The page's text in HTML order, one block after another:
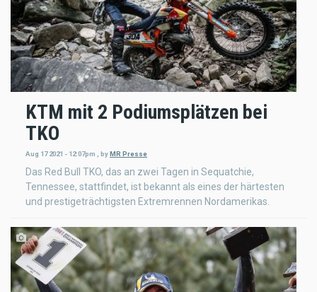
KTM mit 2 Podiumsplätzen bei
TKO
Aug 17 2021 - 12:07pm , by MR Presse
Das Red Bull TKO, das an zwei Tagen in Sequatchie,
Tennessee, stattfindet, ist bekannt als eines der härtesten
und prestigeträchtigsten Extremrennen Nordamerikas.